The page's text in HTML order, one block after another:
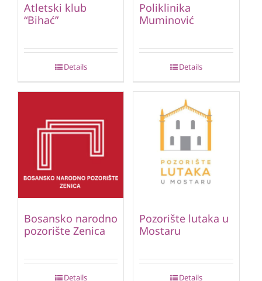
Atletski klub
“Bihać”
Details
Poliklinika
Muminović
Details
Bosansko narodno
pozorište Zenica
Details
Pozorište lutaka u
Mostaru
Details